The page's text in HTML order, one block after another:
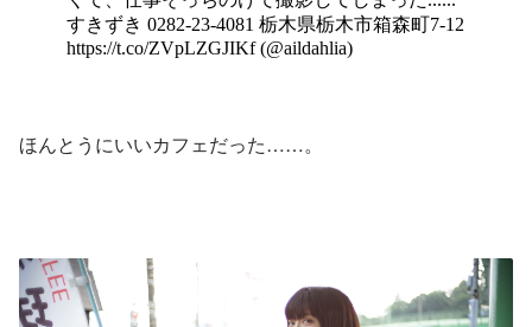
ほんとうにいいカフェだった……。